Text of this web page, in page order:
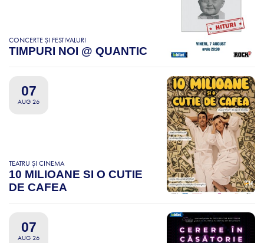
CONCERTE ȘI FESTIVALURI
TIMPURI NOI @ QUANTIC
07
AUG 26
TEATRU ȘI CINEMA
10 MILIOANE SI O CUTIE
DE CAFEA
07
AUG 26